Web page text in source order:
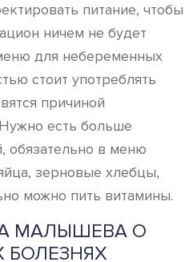
питание, чтобы
ничем не будет
для небеременных
стоит употреблять
причиной
есть больше
обязательно в меню
зерновые хлебцы,
можно пить витамины.
МАЛЫШЕВА О